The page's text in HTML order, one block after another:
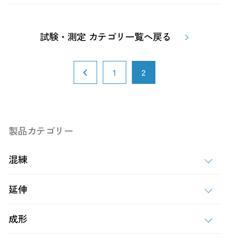
試験・測定 カテゴリ一覧へ戻る
1 2
製品カテゴリー
混練
延伸
成形